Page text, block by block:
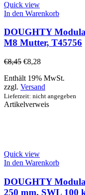
Quick view
In den Warenkorb
DOUGHTY
M8 Mutter, T45756
€8,45 €8,28
Enthält 19% MwSt.
zzgl. Versand
Lieferzeit: nicht angegeben
Artikelverweis
Quick view
In den Warenkorb
DOUGHTY
250 mm, SWL 100